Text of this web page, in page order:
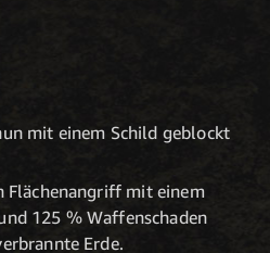
mit einem Schild geblockt
Flächenangriff mit einem
125 % Waffenschaden
Erde.